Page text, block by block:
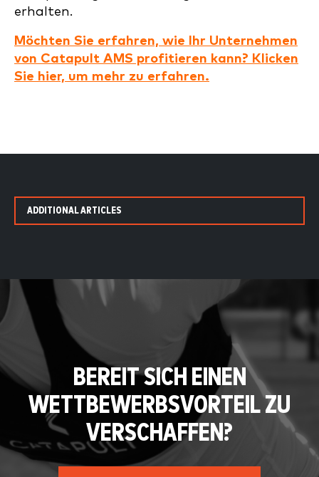
erhalten.
Möchten Sie erfahren, wie Ihr Unternehmen
von Catapult AMS profitieren kann? Klicken
Sie hier, um mehr zu erfahren.
ADDITIONAL ARTICLES
BEREIT SICH EINEN
WETTBEWERBSVORTEIL ZU
VERSCHAFFEN?